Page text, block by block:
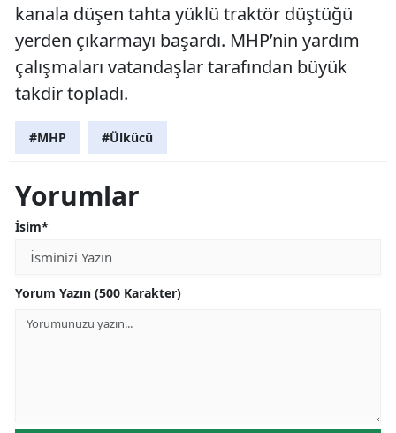
kanala düşen tahta yüklü traktör düştüğü
yerden çıkarmayı başardı. MHP’nin yardım
çalışmaları vatandaşlar tarafından büyük
takdir topladı.
#MHP #Ülkücü
Yorumlar
İsim*
Yorum Yazın (500 Karakter)